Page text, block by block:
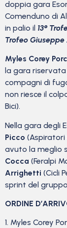
doppia gara
Comenduno di
in palio il 13°
Trofeo
Myles Corey
la gara
compagni di
non riesce il
Bici).
Nella gara degli
Picco (Aspiratori
avuto la meglio
Cocca (Feralpi
Arrighetti (Cicli
sprint del
ORDINE
1. Myles Corey